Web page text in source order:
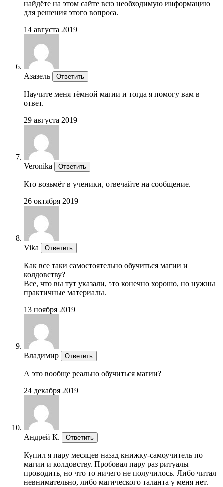
найдёте на этом сайте всю необходимую информацию
для решения этого вопроса.
14 августа 2019
Азазель Ответить
Научите меня тёмной магии и тогда я помогу вам в
ответ.
29 августа 2019
Veronika Ответить
Кто возьмёт в ученики, отвечайте на сообщение.
26 октября 2019
Vika Ответить
Как все таки самостоятельно обучиться магии и
колдовству?
Все, что вы тут указали, это конечно хорошо, но нужны
практичные материалы.
13 ноября 2019
Владимир Ответить
А это вообще реально обучиться магии?
24 декабря 2019
Андрей К. Ответить
Купил я пару месяцев назад книжку-самоучитель по
магии и колдовству. Пробовал пару раз ритуалы
проводить, но что то ничего не получилось. Либо читал
невнимательно, либо магического таланта у меня нет.